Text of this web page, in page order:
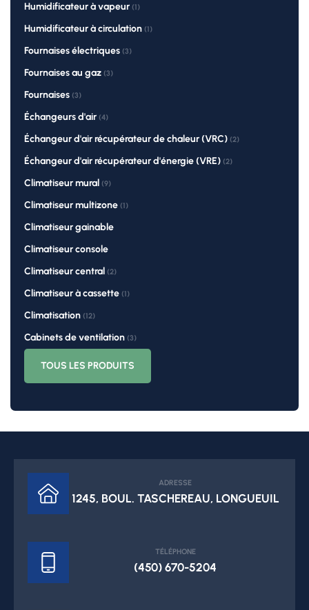
Humidificateur à vapeur (1)
Humidificateur à circulation (1)
Fournaises électriques (3)
Fournaises au gaz (3)
Fournaises (3)
Échangeurs d'air (4)
Échangeur d'air récupérateur de chaleur (VRC) (2)
Échangeur d'air récupérateur d'énergie (VRE) (2)
Climatiseur mural (9)
Climatiseur multizone (1)
Climatiseur gainable
Climatiseur console
Climatiseur central (2)
Climatiseur à cassette (1)
Climatisation (12)
Cabinets de ventilation (3)
TOUS LES PRODUITS
ADRESSE
1245, BOUL. TASCHEREAU, LONGUEUIL
TÉLÉPHONE
(450) 670-5204